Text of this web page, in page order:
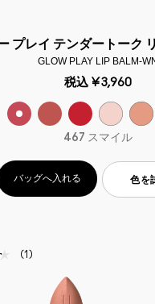
プレイ テンダートーク
GLOW PLAY LIP BALM-
税込 ¥3,960
467 スマイル
バッグへ入れる 色を
1